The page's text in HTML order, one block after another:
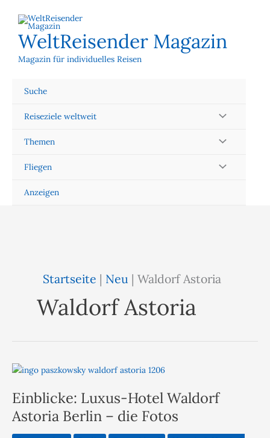
Inhalt
springenWeltReisender Magazin
Magazin für individuelles Reisen
Suche
Reiseziele weltweit
Themen
Fliegen
Anzeigen
Startseite | Neu |Waldorf Astoria
Waldorf Astoria
Einblicke: Luxus-Hotel Waldorf
Astoria Berlin – die Fotos